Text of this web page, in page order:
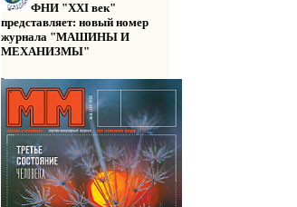
ФНИ "XXI век"
представляет: новый номер
журнала "МАШИНЫ И
МЕХАНИЗМЫ"